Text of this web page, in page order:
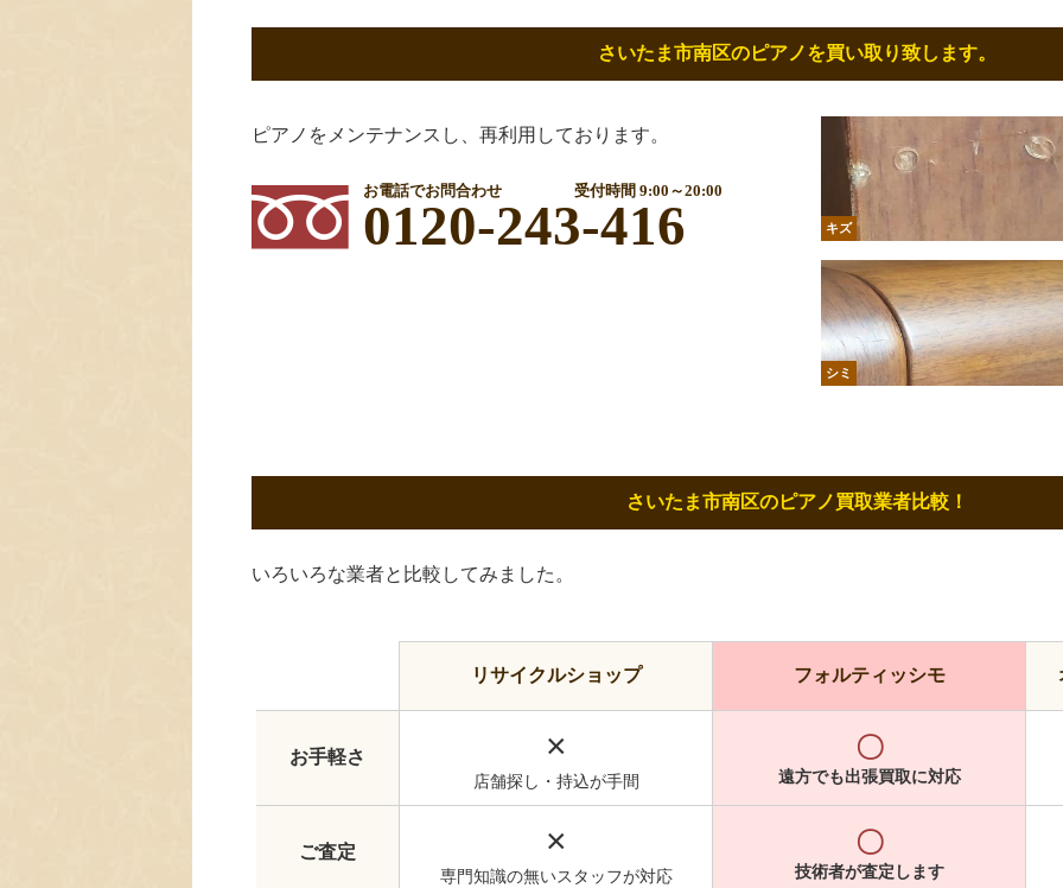
さいたま市南区のピアノを買い取り致します。
ピアノをメンテナンスし、再利用しております。
お電話でお問合わせ 受付時間 9:00～20:00
0120-243-416 キズ
シミ
さいたま市南区のピアノ買取業者比較！
いろいろな業者と比較してみました。
リサイクルショップ フォルティッシモ
お手軽さ ×
店舗探し・持込が手間
〇
遠方でも出張買取に対応
ご査定 ×
専門知識の無いスタッフが対応
〇
技術者が査定します